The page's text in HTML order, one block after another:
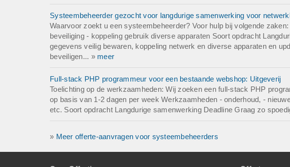
Systeembeheerder gezocht voor langdurige samenwerking voor
Waarvoor zoekt u een systeembeheerder? Voor hulp bij volgende
beveiliging - koppeling gebruik diverse apparaten Soort opdracht
gegevens veilig bewaren, koppeling netwerk en diverse apparaten en
beveiligen... » meer
Full-stack PHP programmeur voor een bestaande webshop: Uitgeverij
Toelichting op de werkzaamheden: Wij zoeken een full-stack PHP
op basis van 1-2 dagen per week Werkzaamheden - onderhoud, -
etc. Soort opdracht Langdurige samenwerking Deadline Graag zo
» Meer offerte-aanvragen voor systeembeheerders